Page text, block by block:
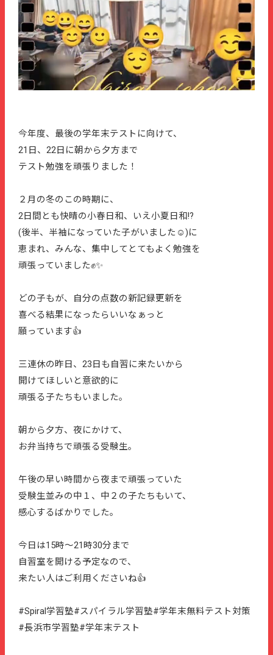
今年度、最後の学年末テストに向けて、
21日、22日に朝から夕方まで
テスト勉強を頑張りました！
２月の冬のこの時期に、
2日間とも快晴の小春日和、いえ小夏日和!?
(後半、半袖になっていた子がいました☺️)に
恵まれ、みんな、集中してとてもよく勉強を
頑張っていました✊✨
どの子もが、自分の点数の新記録更新を
喜べる結果になったらいいなぁっと
願っています👍
三連休の昨日、23日も自習に来たいから
開けてほしいと意欲的に
頑張る子たちもいました。
朝から夕方、夜にかけて、
お弁当持ちで頑張る受験生。
午後の早い時間から夜まで頑張っていた
受験生並みの中１、中２の子たちもいて、
感心するばかりでした。
今日は15時〜21時30分まで
自習室を開ける予定なので、
来たい人はご利用くださいね👍
#Spiral学習塾#スパイラル学習塾#学年末無料テスト対策
#長浜市学習塾#学年末テスト